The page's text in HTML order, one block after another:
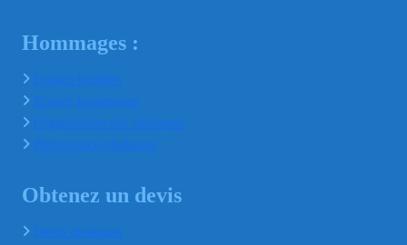
Hommages :
Espace familles
Espace hommages
Organisation des obsèques
Prévoyance obsèques
Obtenez un devis
Devis obsèques